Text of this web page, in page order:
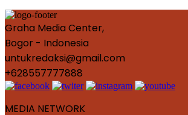
Graha Media Center,
Bogor - Indonesia
untukredaksi@gmail.com
+628557777888
MEDIA NETWORK